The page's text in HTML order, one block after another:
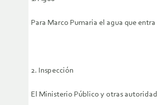
Para Marco Pumaria el agua que
2. Inspección
El Ministerio Público y otras